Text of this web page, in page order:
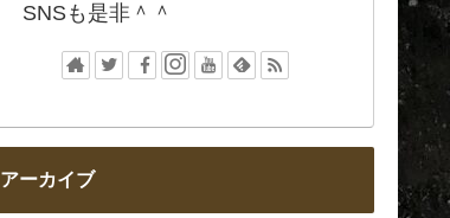
SNSも是非＾＾
アーカイブ